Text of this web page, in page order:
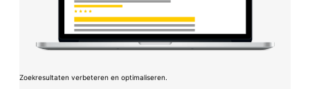
Zoekresultaten verbeteren en optimaliseren.